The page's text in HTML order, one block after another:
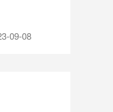
09-08